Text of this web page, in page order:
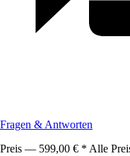
Fragen & Antworten
Preis — 599,00 € * Alle